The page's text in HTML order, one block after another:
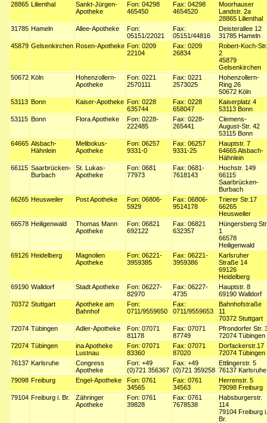
28865 Lilienthal
Sankt-Jürgen-
Apotheke
Fon: 04298
465450
Fax: 04298
4654520
Moorhauser
Landstr. 2a
28865 Lilienthal
31785 Hameln Allee-Apotheke
Fon:
05151/22021
Fax:
05151/44816
Deisterallee 12
31785 Hameln
45879 Gelsenkirchen Rosen-Apotheke Fon: 0209
22104
Fax: 0209
26834
Robert-Koch-Str.
2
45879
Gelsenkirchen
50672 Köln
Hohenzollern-
Apotheke
Fon: 0221
2570111
Fax: 0221
2573025
Hohenzollern-
Ring 26
50672 Köln
53113 Bonn Kaiser-Apotheke Fon: 0228
635744
Fax: 0228
658047
Kaiserplatz 4
53113 Bonn
53115 Bonn Flora Apotheke
Fon: 0228-
222485
Fax: 0228-
265441
Clemens-
August-Str. 42
53115 Bonn
64665 Alsbach-
Hähnlein
Melibokus-
Apotheke
Fon: 06257
9331-0
Fax: 06257
9331-25
Hauptstr. 7
64665 Alsbach-
Hähnlein
66115 Saarbrücken-
Burbach
St. Lukas-
Apotheke
Fon: 0681
77973
Fax: 0681-
7618143
Hochstr. 149
66115
Saarbrücken-
Burbach
66265 Heusweiler Post Apotheke
Fon: 06806-
5929
Fax: 06806-
9514178
Trierer Str.17
66265
Heusweiler
66578 Heiligenwald
Thomas Mann
Apotheke
Fon: 06821
692122
Fax: 06821
632357
Hüngersberg
1
66578
Heiligenwald
69126 Heidelberg
Magnolien
Apotheke
Fon: 06221-
3959385
Fax: 06221-
3959386
Karlsruher
Straße 14
69126
Heidelberg
69190 Walldorf Stadt Apotheke
Fon: 06227-
82970
Fax: 06227-
4735
Hauptstr. 8
69190 Walldorf
70372 Stuttgart
Apotheke am
Bahnhof
Fon:
0711/9559650
Fax:
0711/9559653
Bahnhofstraße
11
70372 Stuttgart
72074 Tübingen Adler-Apotheke
Fon: 07071
81178
Fax: 07071
87749
Pfrondorfer Str.
72074 Tübingen
72074 Tübingen
ina Apotheke
Lustnau
Fon: 07071
83360
Fax: 07071
87020
Dorfackerstr.17
72074 Tübingen
76137 Karlsruhe
Congress
Apotheke
Fon: +49
(0)721 356367
Fax: +49
(0)721 359258
Ettlingerstr. 5
76137 Karlsruhe
79098 Freiburg Engel-Apotheke
Fon: 0761
34565
Fax: 0761
34563
Herrenstr. 5
79098 Freiburg
79104 Freiburg i. Br.
Zähringer
Apotheke
Fon: 0761
39828
Fax: 0761
7678538
Habsburgerstr.
114
79104 Freiburg i.
Br.